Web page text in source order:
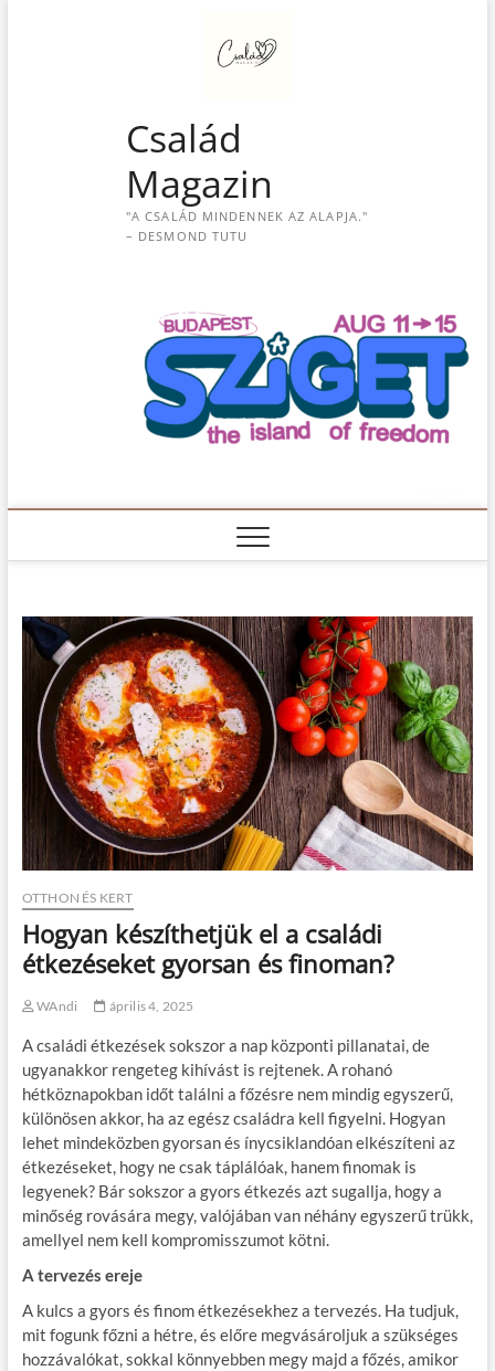
Család
Magazin
"A CSALÁD MINDENNEK AZ ALAPJA."
– DESMOND TUTU
OTTHON ÉS KERT
Hogyan készíthetjük el a családi
étkezéseket gyorsan és finoman?
WAndi április 4, 2025
A családi étkezések sokszor a nap központi pillanatai, de
ugyanakkor rengeteg kihívást is rejtenek. A rohanó
hétköznapokban időt találni a főzésre nem mindig egyszerű,
különösen akkor, ha az egész családra kell figyelni. Hogyan
lehet mindeközben gyorsan és ínycsiklandóan elkészíteni az
étkezéseket, hogy ne csak táplálóak, hanem finomak is
legyenek? Bár sokszor a gyors étkezés azt sugallja, hogy a
minőség rovására megy, valójában van néhány egyszerű trükk,
amellyel nem kell kompromisszumot kötni.
A tervezés ereje
A kulcs a gyors és finom étkezésekhez a tervezés. Ha tudjuk,
mit fogunk főzni a hétre, és előre megvásároljuk a szükséges
hozzávalókat, sokkal könnyebben megy majd a főzés, amikor